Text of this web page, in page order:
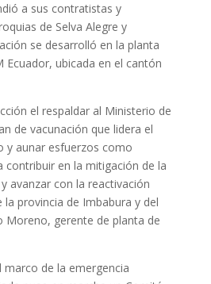
a sus contratistas y
de Selva Alegre y
se desarrolló en la planta
Ecuador, ubicada en el cantón
el respaldar al Ministerio de
de vacunación que lidera el
y aunar esfuerzos como
contribuir en la mitigación de la
avanzar con la reactivación
la provincia de Imbabura y del
Moreno, gerente de planta de
de la emergencia